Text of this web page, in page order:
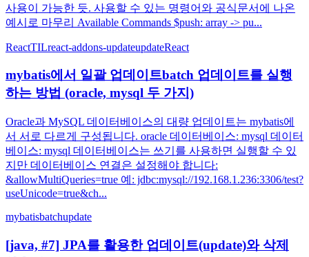
사용이 가능한 듯. 사용할 수 있는 명령어와 공식문서에 나온
예시로 마무리 Available Commands $push: array -> pu...
ReactTILreact-addons-updateupdateReact
mybatis에서 일괄 업데이트batch 업데이트를 실행
하는 방법 (oracle, mysql 두 가지)
Oracle과 MySQL 데이터베이스의 대량 업데이트는 mybatis에
서 서로 다르게 구성됩니다. oracle 데이터베이스: mysql 데이터
베이스: mysql 데이터베이스는 쓰기를 사용하면 실행할 수 있
지만 데이터베이스 연결은 설정해야 합니다:
&allowMultiQueries=true 예: jdbc:mysql://192.168.1.236:3306/test?
useUnicode=true&ch...
mybatisbatchupdate
[java, #7] JPA를 활용한 업데이트(update)와 삭제